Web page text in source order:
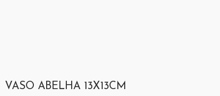
VASO ABELHA 13X13CM